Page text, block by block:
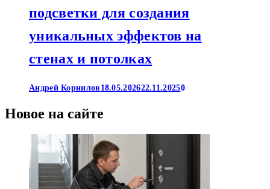
подсветки для создания
уникальных эффектов на
стенах и потолках
Андрей Корнилов 18.05.202622.11.20250
Новое на сайте